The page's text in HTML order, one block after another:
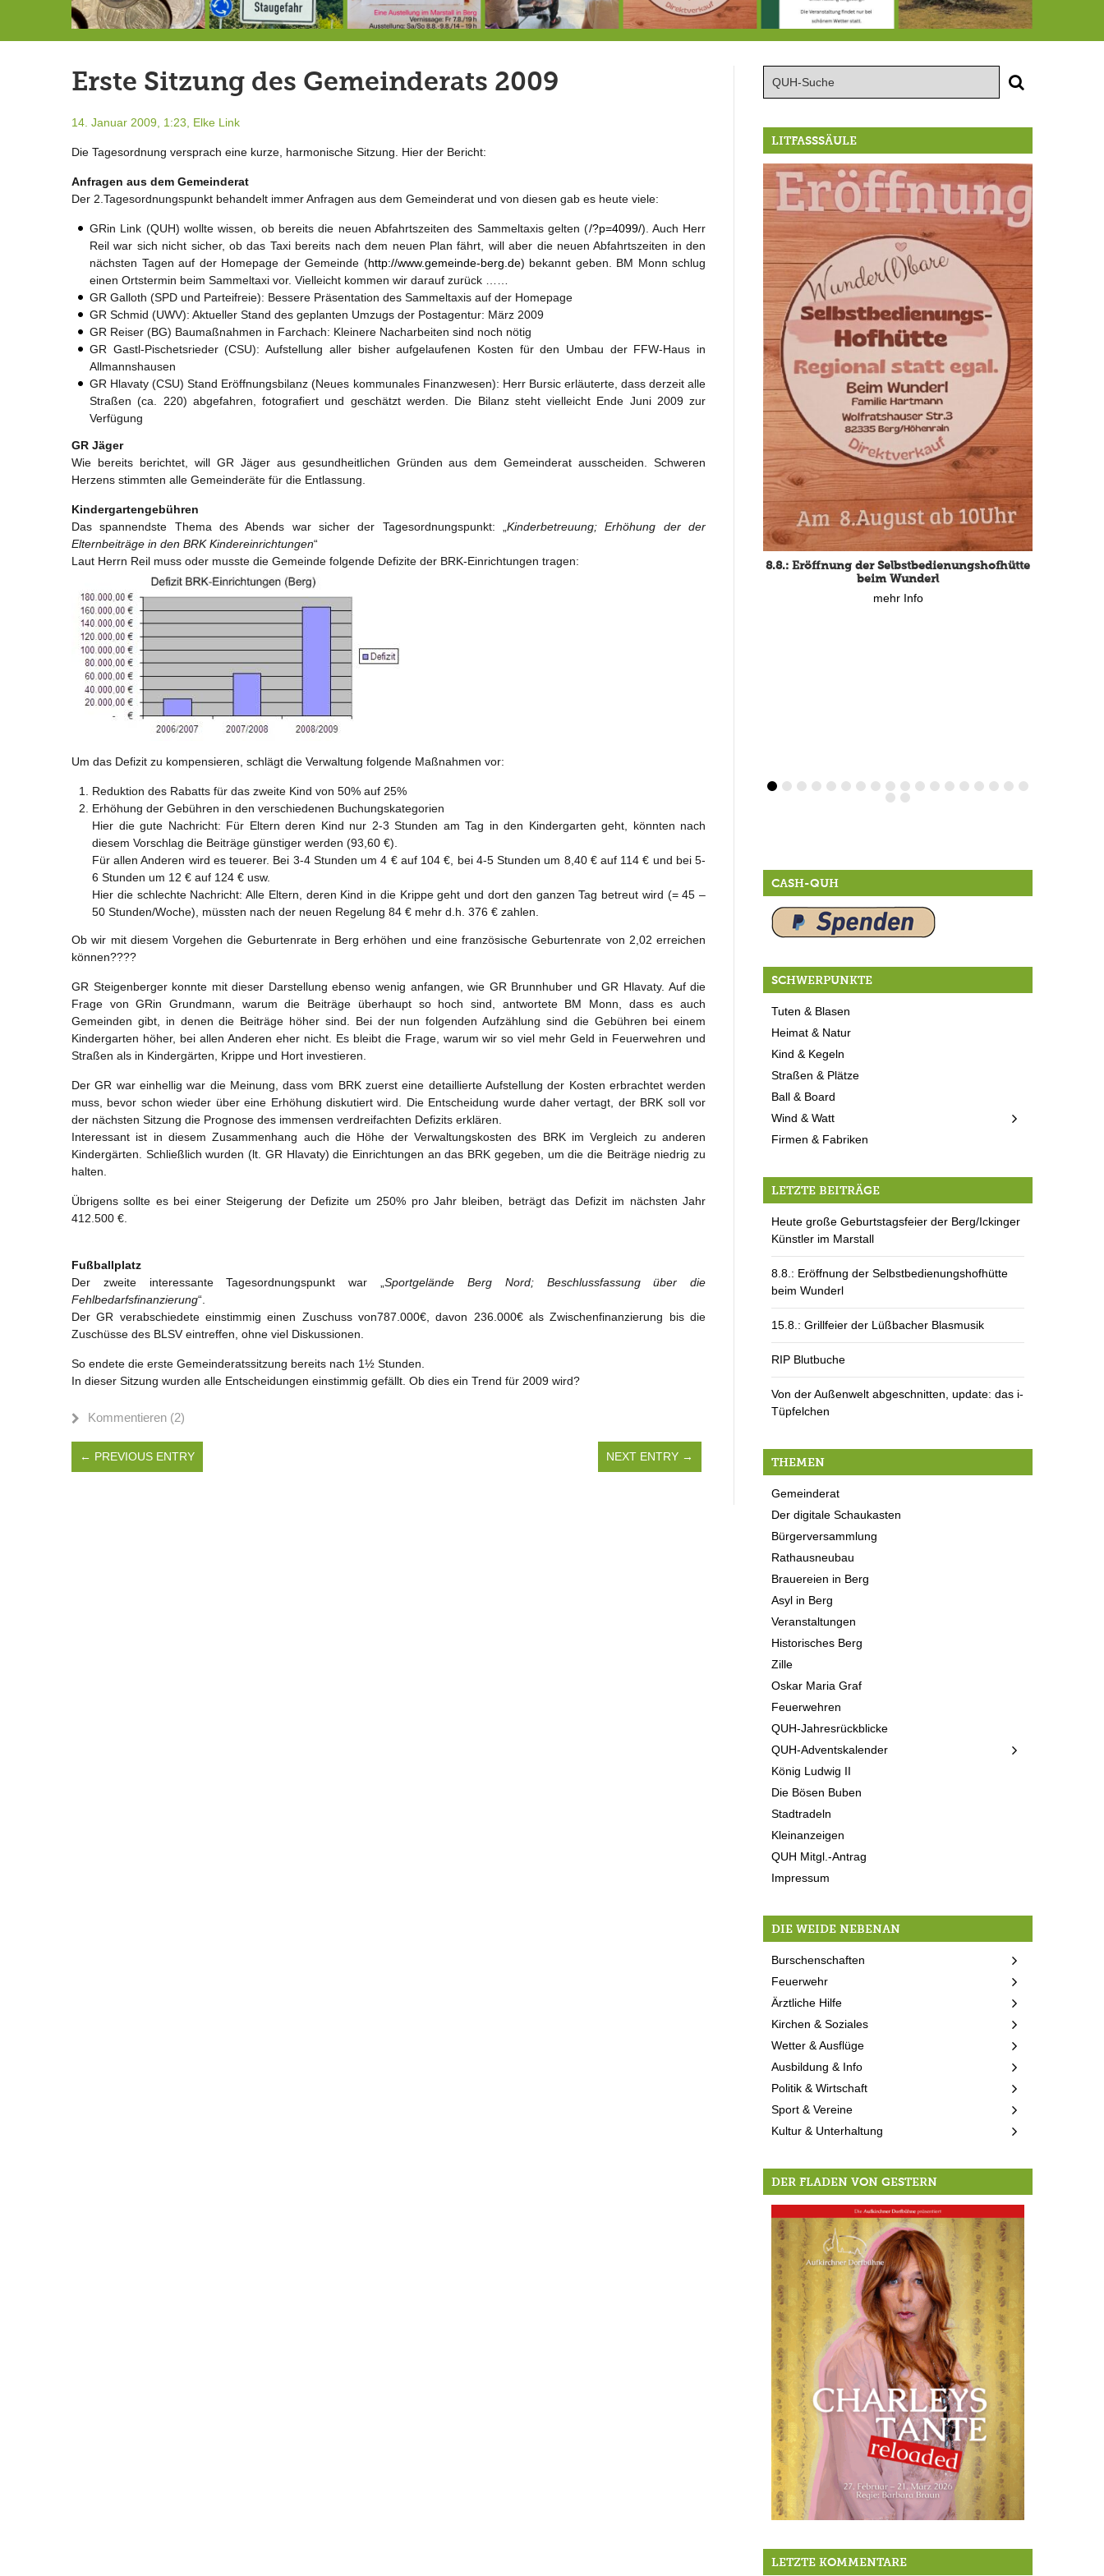
Erste Sitzung des Gemeinderats 2009
14. Januar 2009, 1:23, Elke Link
Die Tagesordnung versprach eine kurze, harmonische Sitzung. Hier der Bericht:
Anfragen aus dem Gemeinderat
Der 2.Tagesordnungspunkt behandelt immer Anfragen aus dem Gemeinderat und von diesen gab es heute viele:
GRin Link (QUH) wollte wissen, ob bereits die neuen Abfahrtszeiten des Sammeltaxis gelten (/?p=4099/). Auch Herr
Reil war sich nicht sicher, ob das Taxi bereits nach dem neuen Plan fährt, will aber die neuen Abfahrtszeiten in den
nächsten Tagen auf der Homepage der Gemeinde (http://www.gemeinde-berg.de) bekannt geben. BM Monn schlug
einen Ortstermin beim Sammeltaxi vor. Vielleicht kommen wir darauf zurück ……
GR Galloth (SPD und Parteifreie): Bessere Präsentation des Sammeltaxis auf der Homepage
GR Schmid (UWV): Aktueller Stand des geplanten Umzugs der Postagentur: März 2009
GR Reiser (BG) Baumaßnahmen in Farchach: Kleinere Nacharbeiten sind noch nötig
GR Gastl-Pischetsrieder (CSU): Aufstellung aller bisher aufgelaufenen Kosten für den Umbau der FFW-Haus in
Allmannshausen
GR Hlavaty (CSU) Stand Eröffnungsbilanz (Neues kommunales Finanzwesen): Herr Bursic erläuterte, dass derzeit alle
Straßen (ca. 220) abgefahren, fotografiert und geschätzt werden. Die Bilanz steht vielleicht Ende Juni 2009 zur
Verfügung
GR Jäger
Wie bereits berichtet, will GR Jäger aus gesundheitlichen Gründen aus dem Gemeinderat ausscheiden. Schweren
Herzens stimmten alle Gemeinderäte für die Entlassung.
Kindergartengebühren
Das spannendste Thema des Abends war sicher der Tagesordnungspunkt: „Kinderbetreuung; Erhöhung der der
Elternbeiträge in den BRK Kindereinrichtungen“
Laut Herrn Reil muss oder musste die Gemeinde folgende Defizite der BRK-Einrichtungen tragen:
Um das Defizit zu kompensieren, schlägt die Verwaltung folgende Maßnahmen vor:
Reduktion des Rabatts für das zweite Kind von 50% auf 25%
Erhöhung der Gebühren in den verschiedenen Buchungskategorien
Hier die gute Nachricht: Für Eltern deren Kind nur 2-3 Stunden am Tag in den Kindergarten geht, könnten nach
diesem Vorschlag die Beiträge günstiger werden (93,60 €).
Für allen Anderen wird es teuerer. Bei 3-4 Stunden um 4 € auf 104 €, bei 4-5 Stunden um 8,40 € auf 114 € und bei 5-
6 Stunden um 12 € auf 124 € usw.
Hier die schlechte Nachricht: Alle Eltern, deren Kind in die Krippe geht und dort den ganzen Tag betreut wird (= 45 –
50 Stunden/Woche), müssten nach der neuen Regelung 84 € mehr d.h. 376 € zahlen.
Ob wir mit diesem Vorgehen die Geburtenrate in Berg erhöhen und eine französische Geburtenrate von 2,02 erreichen
können????
GR Steigenberger konnte mit dieser Darstellung ebenso wenig anfangen, wie GR Brunnhuber und GR Hlavaty. Auf die
Frage von GRin Grundmann, warum die Beiträge überhaupt so hoch sind, antwortete BM Monn, dass es auch
Gemeinden gibt, in denen die Beiträge höher sind. Bei der nun folgenden Aufzählung sind die Gebühren bei einem
Kindergarten höher, bei allen Anderen eher nicht. Es bleibt die Frage, warum wir so viel mehr Geld in Feuerwehren und
Straßen als in Kindergärten, Krippe und Hort investieren.
Der GR war einhellig war die Meinung, dass vom BRK zuerst eine detaillierte Aufstellung der Kosten erbrachtet werden
muss, bevor schon wieder über eine Erhöhung diskutiert wird. Die Entscheidung wurde daher vertagt, der BRK soll vor
der nächsten Sitzung die Prognose des immensen verdreifachten Defizits erklären.
Interessant ist in diesem Zusammenhang auch die Höhe der Verwaltungskosten des BRK im Vergleich zu anderen
Kindergärten. Schließlich wurden (lt. GR Hlavaty) die Einrichtungen an das BRK gegeben, um die die Beiträge niedrig zu
halten.
Übrigens sollte es bei einer Steigerung der Defizite um 250% pro Jahr bleiben, beträgt das Defizit im nächsten Jahr
412.500 €.
Fußballplatz
Der zweite interessante Tagesordnungspunkt war „Sportgelände Berg Nord; Beschlussfassung über die
Fehlbedarfsfinanzierung“.
Der GR verabschiedete einstimmig einen Zuschuss von787.000€, davon 236.000€ als Zwischenfinanzierung bis die
Zuschüsse des BLSV eintreffen, ohne viel Diskussionen.
So endete die erste Gemeinderatssitzung bereits nach 1½ Stunden.
In dieser Sitzung wurden alle Entscheidungen einstimmig gefällt. Ob dies ein Trend für 2009 wird?
Kommentieren (2)
← PREVIOUS ENTRY NEXT ENTRY →
LITFASSSÄULE
8.8.: Eröffnung der Selbstbedienungshofhütte
beim Wunderl
mehr Info
CASH-QUH
SCHWERPUNKTE
Tuten & Blasen
Heimat & Natur
Kind & Kegeln
Straßen & Plätze
Ball & Board
Wind & Watt
Firmen & Fabriken
LETZTE BEITRÄGE
Heute große Geburtstagsfeier der Berg/Ickinger
Künstler im Marstall
8.8.: Eröffnung der Selbstbedienungshofhütte
beim Wunderl
15.8.: Grillfeier der Lüßbacher Blasmusik
RIP Blutbuche
Von der Außenwelt abgeschnitten, update: das i-
Tüpfelchen
THEMEN
Gemeinderat
Der digitale Schaukasten
Bürgerversammlung
Rathausneubau
Brauereien in Berg
Asyl in Berg
Veranstaltungen
Historisches Berg
Zille
Oskar Maria Graf
Feuerwehren
QUH-Jahresrückblicke
QUH-Adventskalender
König Ludwig II
Die Bösen Buben
Stadtradeln
Kleinanzeigen
QUH Mitgl.-Antrag
Impressum
DIE WEIDE NEBENAN
Burschenschaften
Feuerwehr
Ärztliche Hilfe
Kirchen & Soziales
Wetter & Ausflüge
Ausbildung & Info
Politik & Wirtschaft
Sport & Vereine
Kultur & Unterhaltung
DER FLADEN VON GESTERN
LETZTE KOMMENTARE